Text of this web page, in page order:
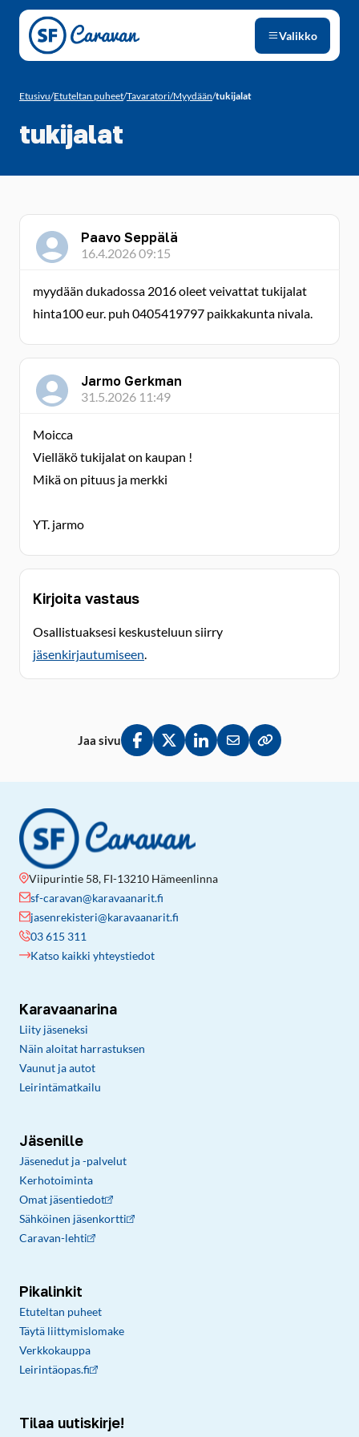
Siirry sivun sisältöön
Valikko
Etusivu/Etuteltan puheet/Tavaratori/Myydään/tukijalat
tukijalat
Paavo Seppälä
16.4.2026 09:15
myydään dukadossa 2016 oleet veivattat tukijalat
hinta100 eur. puh 0405419797 paikkakunta nivala.
Jarmo Gerkman
31.5.2026 11:49
Moicca
Vielläkö tukijalat on kaupan !
Mikä on pituus ja merkki
YT. jarmo
Kirjoita vastaus
Osallistuaksesi keskusteluun siirry
jäsenkirjautumiseen.
Jaa sivu
Jaa Facebookissa
Jaa Twitterissä
Jaa LinkedInissä
Jaa sähköpostitse
Kopioi linkki
Viipurintie 58, FI-13210 Hämeenlinna
sf-caravan@karavaanarit.fi
jasenrekisteri@karavaanarit.fi
03 615 311
Katso kaikki yhteystiedot
Karavaanarina
Liity jäseneksi
Näin aloitat harrastuksen
Vaunut ja autot
Leirintämatkailu
Jäsenille
Jäsenedut ja -palvelut
Kerhotoiminta
Omat jäsentiedot
Sähköinen jäsenkortti
Caravan-lehti
Pikalinkit
Etuteltan puheet
Täytä liittymislomake
Verkkokauppa
Leirintäopas.fi
Tilaa uutiskirje!